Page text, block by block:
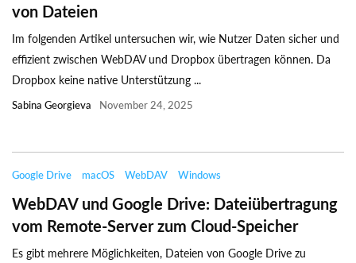
von Dateien
Im folgenden Artikel untersuchen wir, wie Nutzer Daten sicher und
effizient zwischen WebDAV und Dropbox übertragen können. Da
Dropbox keine native Unterstützung ...
Sabina Georgieva November 24, 2025
Google Drive macOS WebDAV Windows
WebDAV und Google Drive: Dateiübertragung
vom Remote-Server zum Cloud-Speicher
Es gibt mehrere Möglichkeiten, Dateien von Google Drive zu